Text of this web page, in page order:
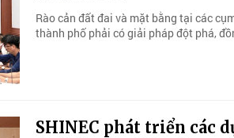
Rào cản đất đai và mặt bằng tại các
thành phố phải có giải pháp đột phá,
SHINEC phát triển các